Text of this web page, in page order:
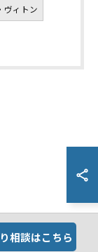
ヴィトン
相談はこちら